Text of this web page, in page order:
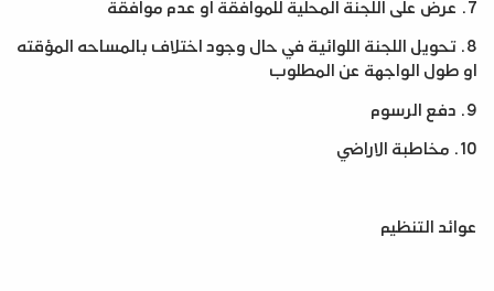
7. عرض على اللجنة المحلية للموافقة او عدم موافقة
8.
تحويل اللجنة اللوائية في حال وجود اختلاف بالمساحه المؤقته
او طول الواجهة عن المطلوب
9. دفع الرسوم
10. مخاطبة الاراضي
عوائد التنظيم